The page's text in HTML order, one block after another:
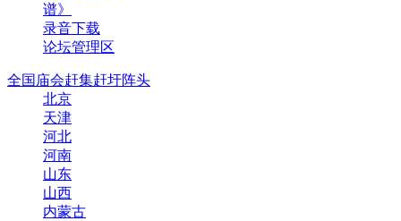
谱》
录音下载
论坛管理区
全国庙会赶集赶圩阵头
北京
天津
河北
河南
山东
山西
内蒙古